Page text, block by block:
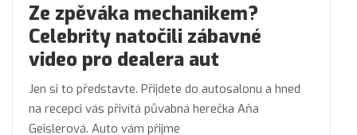
Ze zpěváka mechanikem?
Celebrity natočili zábavné
video pro dealera aut
Jen si to představte. Přijdete do autosalonu a hned
na recepci vás přivítá půvabná herečka Aňa
Geislerová. Auto vám přijme